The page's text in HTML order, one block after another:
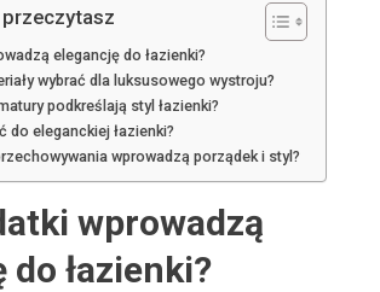
elegancję do łazienki?
wybrać dla luksusowego wystroju?
podkreślają styl łazienki?
do eleganckiej łazienki?
wprowadzą porządek i styl?
wprowadzą
do łazienki?